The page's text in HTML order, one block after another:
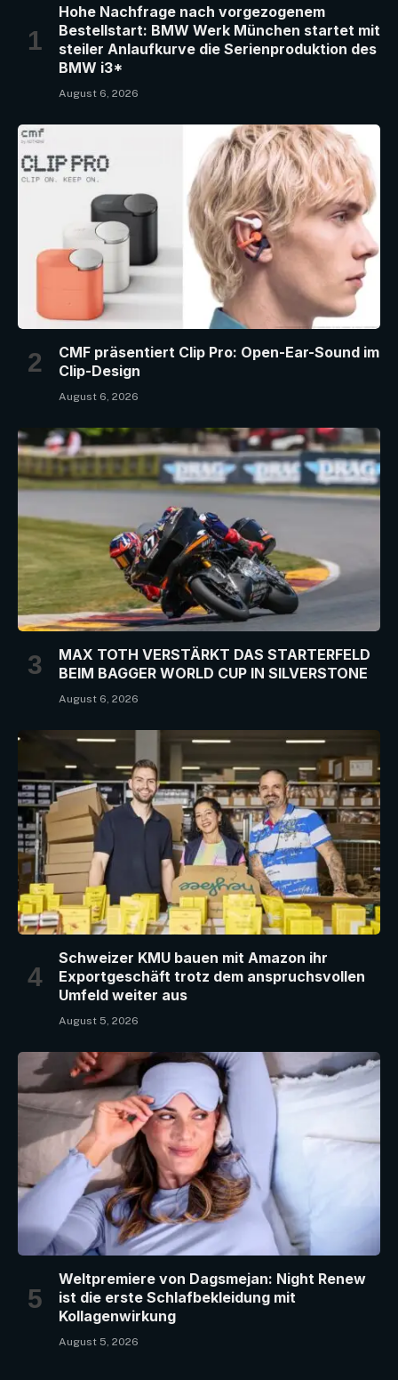
Hohe Nachfrage nach vorgezogenem
Bestellstart: BMW Werk München startet mit
steiler Anlaufkurve die Serienproduktion des
BMW i3*
August 6, 2026
CMF präsentiert Clip Pro: Open-Ear-Sound im
Clip-Design
August 6, 2026
MAX TOTH VERSTÄRKT DAS STARTERFELD
BEIM BAGGER WORLD CUP IN SILVERSTONE
August 6, 2026
Schweizer KMU bauen mit Amazon ihr
Exportgeschäft trotz dem anspruchsvollen
Umfeld weiter aus
August 5, 2026
Weltpremiere von Dagsmejan: Night Renew
ist die erste Schlafbekleidung mit
Kollagenwirkung
August 5, 2026